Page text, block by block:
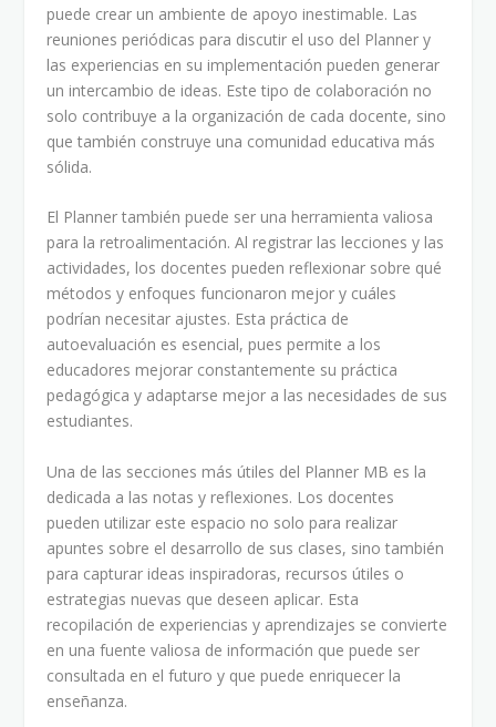
puede crear un ambiente de apoyo inestimable. Las
reuniones periódicas para discutir el uso del Planner y
las experiencias en su implementación pueden generar
un intercambio de ideas. Este tipo de colaboración no
solo contribuye a la organización de cada docente, sino
que también construye una comunidad educativa más
sólida.
El Planner también puede ser una herramienta valiosa
para la retroalimentación. Al registrar las lecciones y las
actividades, los docentes pueden reflexionar sobre qué
métodos y enfoques funcionaron mejor y cuáles
podrían necesitar ajustes. Esta práctica de
autoevaluación es esencial, pues permite a los
educadores mejorar constantemente su práctica
pedagógica y adaptarse mejor a las necesidades de sus
estudiantes.
Una de las secciones más útiles del Planner MB es la
dedicada a las notas y reflexiones. Los docentes
pueden utilizar este espacio no solo para realizar
apuntes sobre el desarrollo de sus clases, sino también
para capturar ideas inspiradoras, recursos útiles o
estrategias nuevas que deseen aplicar. Esta
recopilación de experiencias y aprendizajes se convierte
en una fuente valiosa de información que puede ser
consultada en el futuro y que puede enriquecer la
enseñanza.